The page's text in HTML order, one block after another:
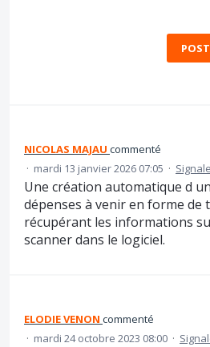
NICOLAS MAJAU commenté
· mardi 13 janvier 2026 07:05 ·
Une création automatique d
dépenses à venir en forme de
récupérant les informations
scanner dans le logiciel.
ELODIE VENON commenté
· mardi 24 octobre 2023 08:00 ·